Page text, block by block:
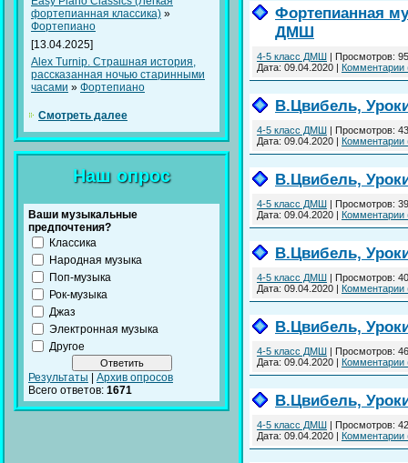
фортепианная классика) »
Фортепиано
[13.04.2025]
Alex Turnip. Страшная история,
рассказанная ночью старинными
часами » Фортепиано
Смотреть далее
Наш опрос
Ваши музыкальные
предпочтения?
Классика
Народная музыка
Поп-музыка
Рок-музыка
Джаз
Электронная музыка
Другое
Результаты
Архив опросов
Всего ответов: 1671
Фортепианная
ДМШ
4-5 класс ДМШ Просмотров:
Дата: 09.04.2020 Комментарии
В.Цвибель,
4-5 класс ДМШ Просмотров:
Дата: 09.04.2020 Комментарии
В.Цвибель,
4-5 класс ДМШ Просмотров:
Дата: 09.04.2020 Комментарии
В.Цвибель,
4-5 класс ДМШ Просмотров:
Дата: 09.04.2020 Комментарии
В.Цвибель,
4-5 класс ДМШ Просмотров:
Дата: 09.04.2020 Комментарии
В.Цвибель,
4-5 класс ДМШ Просмотров:
Дата: 09.04.2020 Комментарии